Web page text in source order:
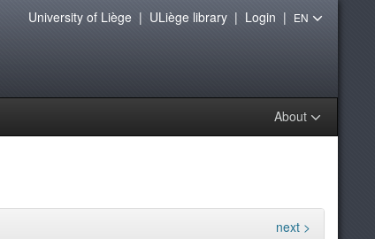
About
University of Liège| ULiège library| Login | EN
next >